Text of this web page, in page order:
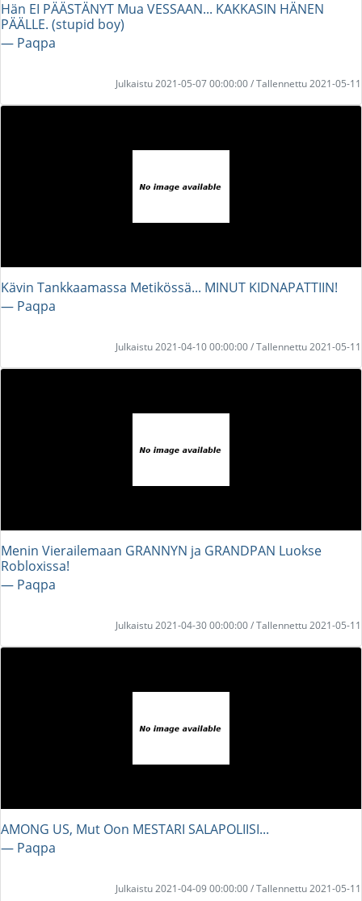
Hän EI PÄÄSTÄNYT Mua VESSAAN... KAKKASIN HÄNEN
PÄÄLLE. (stupid boy)
― Paqpa
Julkaistu 2021-05-07 00:00:00 / Tallennettu 2021-05-11
Kävin Tankkaamassa Metikössä... MINUT KIDNAPATTIIN!
― Paqpa
Julkaistu 2021-04-10 00:00:00 / Tallennettu 2021-05-11
Menin Vierailemaan GRANNYN ja GRANDPAN Luokse
Robloxissa!
― Paqpa
Julkaistu 2021-04-30 00:00:00 / Tallennettu 2021-05-11
AMONG US, Mut Oon MESTARI SALAPOLIISI...
― Paqpa
Julkaistu 2021-04-09 00:00:00 / Tallennettu 2021-05-11